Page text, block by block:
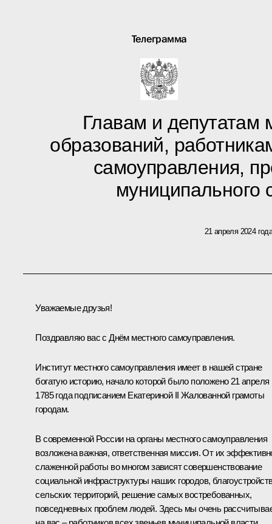
Телеграмма
Главам и депутатам
образований,
самоуправления,
муниципального
21 апреля 2024
Уважаемые друзья!
Поздравляю вас с Днём местного самоуправления.
Институт местного самоуправления имеет в нашей стране
богатую историю, начало которой было положено 21 апреля
1785 года подписанием Екатериной II Жалованной грамоты
городам.
В современной России на органы местного самоуправления
возложена важная, ответственная миссия. От их
слаженной работы во многом зависят совершенствование
социальной инфраструктуры наших городов,
сельских территорий, решение самых востребованных,
повседневных проблем людей. Здесь мы очень